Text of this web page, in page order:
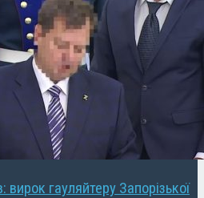
гауляйтеру Запорізької